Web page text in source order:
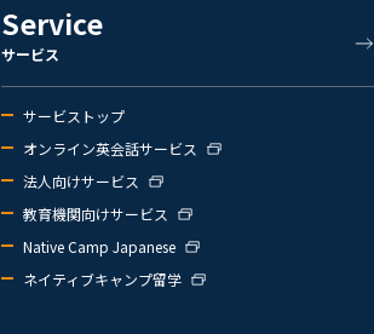
Service
サービス
サービストップ
オンライン英会話サービス
法人向けサービス
教育機関向けサービス
Native Camp Japanese
ネイティブキャンプ留学